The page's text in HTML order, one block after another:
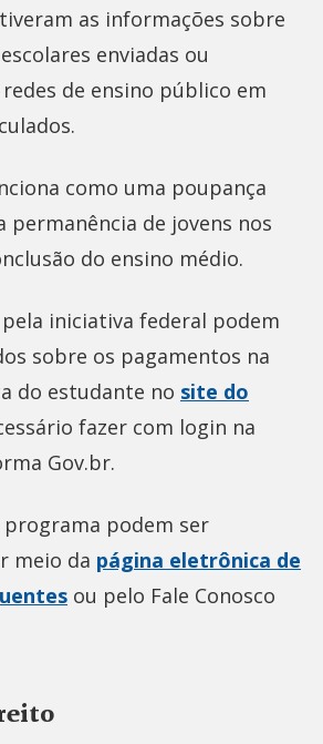
as informações sobre
enviadas ou
de ensino público em
como uma poupança
permanência de jovens nos
do ensino médio.
iniciativa federal podem
sobre os pagamentos na
do estudante no site do
fazer com login na
Gov.br.
programa podem ser
meio da página eletrônica de
ou pelo Fale Conosco